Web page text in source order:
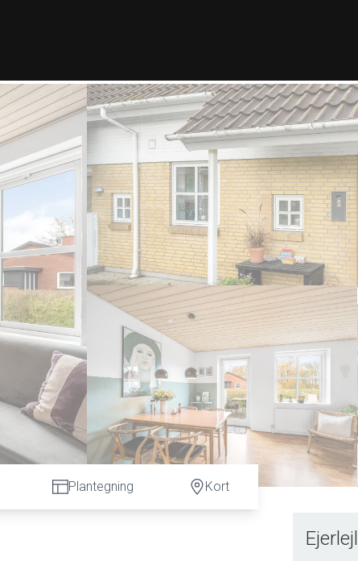
Plantegning Kort